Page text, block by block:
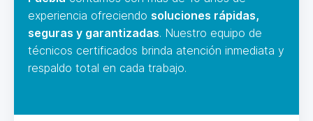
experiencia ofreciendo soluciones rápidas,
seguras y garantizadas. Nuestro equipo de
técnicos certificados brinda atención inmediata y
respaldo total en cada trabajo.